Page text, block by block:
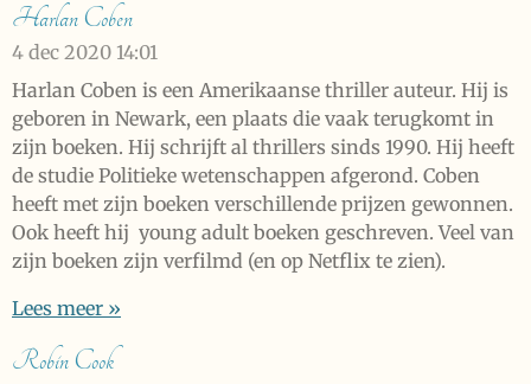
Harlan Coben
4 dec 2020 14:01
Harlan Coben is een Amerikaanse thriller auteur. Hij is
geboren in Newark, een plaats die vaak terugkomt in
zijn boeken. Hij schrijft al thrillers sinds 1990. Hij heeft
de studie Politieke wetenschappen afgerond. Coben
heeft met zijn boeken verschillende prijzen gewonnen.
Ook heeft hij young adult boeken geschreven. Veel van
zijn boeken zijn verfilmd (en op Netflix te zien).
Lees meer »
Robin Cook